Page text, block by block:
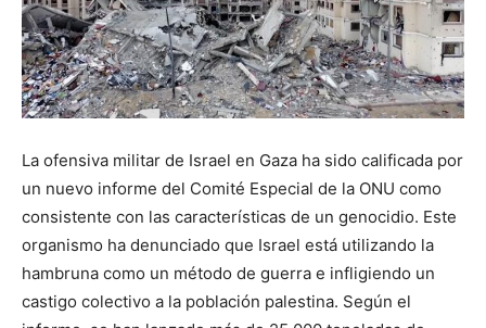
La ofensiva militar de Israel en Gaza ha sido calificada por
un nuevo informe del Comité Especial de la ONU como
consistente con las características de un genocidio. Este
organismo ha denunciado que Israel está utilizando la
hambruna como un método de guerra e infligiendo un
castigo colectivo a la población palestina. Según el